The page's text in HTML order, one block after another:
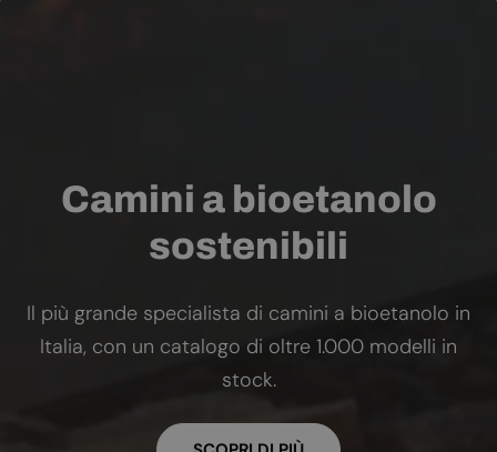
Camini a bioetanolo
sostenibili
Il più grande specialista di camini a bioetanolo in
Italia, con un catalogo di oltre 1.000 modelli in
stock.